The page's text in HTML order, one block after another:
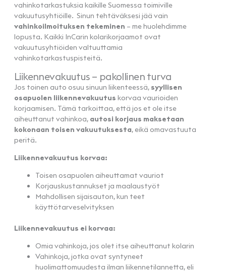
vahinkotarkastuksia kaikille Suomessa toimiville
vakuutusyhtiöille. Sinun tehtäväksesi jää vain
vahinkoilmoituksen tekeminen – me huolehdimme
lopusta. Kaikki InCarin kolarikorjaamot ovat
vakuutusyhtiöiden valtuuttamia
vahinkotarkastuspisteitä.
Liikennevakuutus – pakollinen turva
Jos toinen auto osuu sinuun liikenteessä, syyllisen
osapuolen liikennevakuutus korvaa vaurioiden
korjaamisen. Tämä tarkoittaa, että jos et ole itse
aiheuttanut vahinkoa, autosi korjaus maksetaan
kokonaan toisen vakuutuksesta, eikä omavastuuta
peritä.
Liikennevakuutus korvaa:
Toisen osapuolen aiheuttamat vauriot
Korjauskustannukset ja maalaustyöt
Mahdollisen sijaisauton, kun teet
käyttötarveselvityksen
Liikennevakuutus ei korvaa:
Omia vahinkoja, jos olet itse aiheuttanut kolarin
Vahinkoja, jotka ovat syntyneet
huolimattomuudesta ilman liikennetilannetta, eli